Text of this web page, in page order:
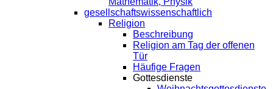
gesellschaftswissenschaftlich
Religion
Beschreibung
Religion am Tag der offenen
Tür
Häufige Fragen
Gottesdienste